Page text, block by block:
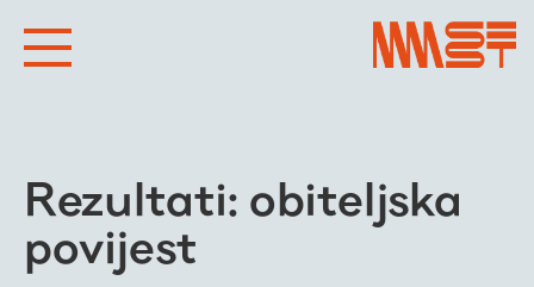
Rezultati: obiteljska
povijest